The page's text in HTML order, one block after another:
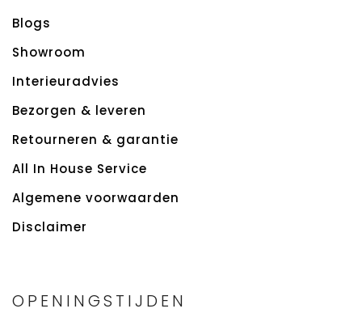
Blogs
Showroom
Interieuradvies
Bezorgen & leveren
Retourneren & garantie
All In House Service
Algemene voorwaarden
Disclaimer
OPENINGSTIJDEN